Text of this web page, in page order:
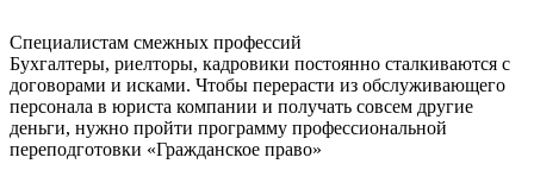
Специалистам смежных профессий
Бухгалтеры, риелторы, кадровики постоянно сталкиваются с
договорами и исками. Чтобы перерасти из обслуживающего
персонала в юриста компании и получать совсем другие
деньги, нужно пройти программу профессиональной
переподготовки «Гражданское право»